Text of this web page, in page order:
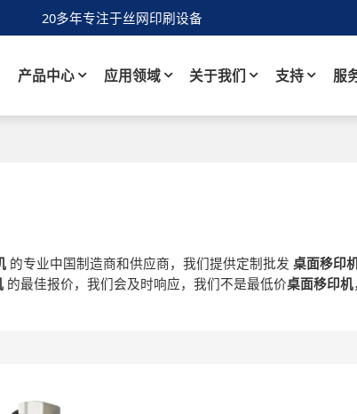
20多年专注于丝网印刷设备
产品中心 应用领域 关于我们 支持 服
的专业中国制造商和供应商，我们提供定制批发桌面移印
的最佳报价，我们会及时响应，我们不是最低价桌面移印机